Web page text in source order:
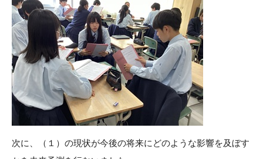
次に、（１）の現状が今後の将来にどのような影響を及ぼす